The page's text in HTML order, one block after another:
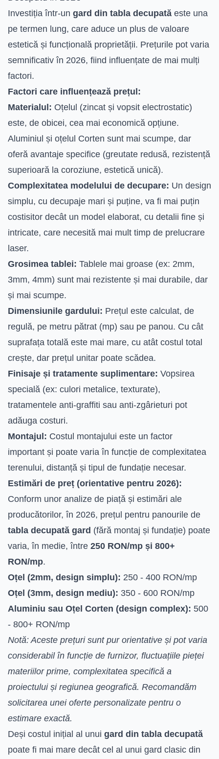
Investiția într-un gard din tabla decupată este una
pe termen lung, care aduce un plus de valoare
estetică și funcțională proprietății. Prețurile pot varia
semnificativ în 2026, fiind influențate de mai mulți
factori.
Factori care influențează prețul:
Materialul: Oțelul (zincat și vopsit electrostatic)
este, de obicei, cea mai economică opțiune.
Aluminiul și oțelul Corten sunt mai scumpe, dar
oferă avantaje specifice (greutate redusă, rezistență
superioară la coroziune, estetică unică).
Complexitatea modelului de decupare: Un design
simplu, cu decupaje mari și puține, va fi mai puțin
costisitor decât un model elaborat, cu detalii fine și
intricate, care necesită mai mult timp de prelucrare
laser.
Grosimea tablei: Tablele mai groase (ex: 2mm,
3mm, 4mm) sunt mai rezistente și mai durabile, dar
și mai scumpe.
Dimensiunile gardului: Prețul este calculat, de
regulă, pe metru pătrat (mp) sau pe panou. Cu cât
suprafața totală este mai mare, cu atât costul total
crește, dar prețul unitar poate scădea.
Finisaje și tratamente suplimentare: Vopsirea
specială (ex: culori metalice, texturate),
tratamentele anti-graffiti sau anti-zgârieturi pot
adăuga costuri.
Montajul: Costul montajului este un factor
important și poate varia în funcție de complexitatea
terenului, distanță și tipul de fundație necesar.
Estimări de preț (orientative pentru 2026):
Conform unor analize de piață și estimări ale
producătorilor, în 2026, prețul pentru panourile de
tabla decupată gard (fără montaj și fundație) poate
varia, în medie, între 250 RON/mp și 800+
RON/mp.
Oțel (2mm, design simplu): 250 - 400 RON/mp
Oțel (3mm, design mediu): 350 - 600 RON/mp
Aluminiu sau Oțel Corten (design complex): 500
- 800+ RON/mp
Notă: Aceste prețuri sunt pur orientative și pot varia
considerabil în funcție de furnizor, fluctuațiile pieței
materiilor prime, complexitatea specifică a
proiectului și regiunea geografică. Recomandăm
solicitarea unei oferte personalizate pentru o
estimare exactă.
Deși costul inițial al unui gard din tabla decupată
poate fi mai mare decât cel al unui gard clasic din